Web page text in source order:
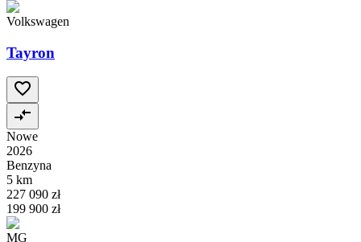
Volkswagen
Tayron
Nowe
2026
Benzyna
5 km
227 090 zł
199 900 zł
MG